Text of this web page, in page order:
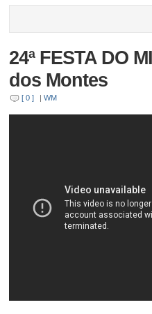
24ª FESTA DO
dos Montes
[ 0 ] |WM